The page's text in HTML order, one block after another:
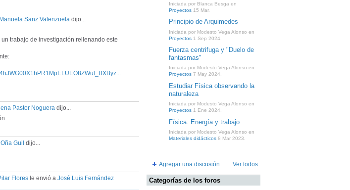
Manuela Sanz Valenzuela dijo...
trabajo de investigación rellenando este
Pastor Noguera dijo...
Guil dijo...
Flores le envió a José Luis Fernández
Iniciada por Blanca Besga en
Proyectos 15 Mar.
Principio de Arquimedes
Iniciada por Modesto Vega Alonso en
Proyectos 1 Sep 2024.
Fuerza centrifuga y "Duelo de
fantasmas"
Iniciada por Modesto Vega Alonso en
Proyectos 7 May 2024.
Estudiar Física observando la
naturaleza
Iniciada por Modesto Vega Alonso en
Proyectos 1 Ene 2024.
Física. Energía y trabajo
Iniciada por Modesto Vega Alonso en
Materiales didácticos 8 Mar 2023.
Agregar una discusión Ver todos
Categorías de los foros